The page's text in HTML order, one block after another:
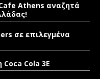
Athens αναζητά
σε επιλεγμένα
Cola 3E